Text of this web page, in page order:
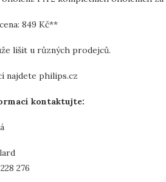
849 Kč**
lišit u různých prodejců.
najdete philips.cz
kontaktujte:
276